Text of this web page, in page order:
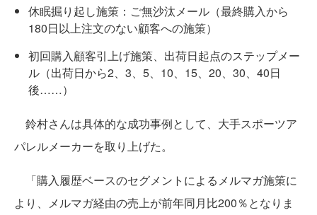
休眠掘り起し施策：ご無沙汰メール（最終購入から
180日以上注文のない顧客への施策）
初回購入顧客引上げ施策、出荷日起点のステップメー
ル（出荷日から2、3、5、10、15、20、30、40日
後……）
鈴村さんは具体的な成功事例として、大手スポーツア
パレルメーカーを取り上げた。
「購入履歴ベースのセグメントによるメルマガ施策に
より、メルマガ経由の売上が前年同月比200％となりま